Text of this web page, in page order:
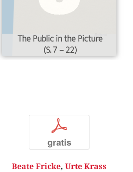
The Public in the Picture
(S. 7 – 22)
p
gratis
Beate Fricke, Urte Krass